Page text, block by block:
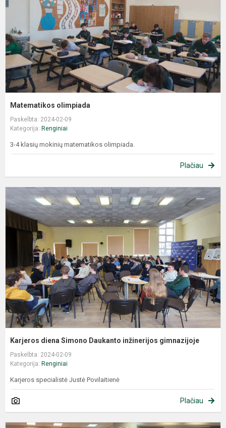
Matematikos olimpiada
Paskelbta: 2024-02-09
Kategorija: Renginiai
3-4 klasių mokinių matematikos olimpiada.
Plačiau
Karjeros diena Simono Daukanto inžinerijos gimnazijoje
Paskelbta: 2024-02-09
Kategorija: Renginiai
Karjeros specialistė Justė Povilaitienė
Plačiau